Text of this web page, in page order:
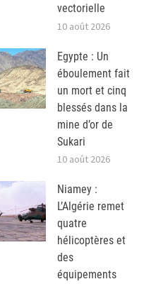
vectorielle
10 août 2026
Egypte : Un
éboulement fait
un mort et cinq
blessés dans la
mine d’or de
Sukari
10 août 2026
Niamey :
L’Algérie remet
quatre
hélicoptères et
des
équipements